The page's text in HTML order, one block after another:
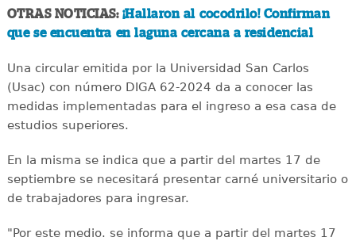
OTRAS NOTICIAS: ¡Hallaron al cocodrilo! Confirman
que se encuentra en laguna cercana a residencial
Una circular emitida por la Universidad San Carlos
(Usac) con número DIGA 62-2024 da a conocer las
medidas implementadas para el ingreso a esa casa de
estudios superiores.
En la misma se indica que a partir del martes 17 de
septiembre se necesitará presentar carné universitario o
de trabajadores para ingresar.
"Por este medio. se informa que a partir del martes 17